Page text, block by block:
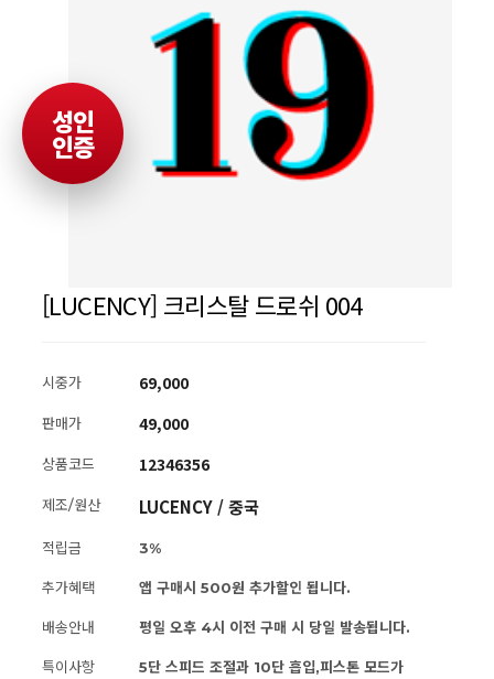
[LUCENCY] 크리스탈 드로쉬 004
시중가 69,000
판매가 49,000
상품코드 12346356
제조/원산 LUCENCY / 중국
적립금 3%
추가혜택 앱 구매시 500원 추가할인 됩니다.
배송안내 평일 오후 4시 이전 구매 시 당일 발송됩니다.
특이사항
5단 스피드 조절과 10단 흡입,피스톤 모드가
성인
인증